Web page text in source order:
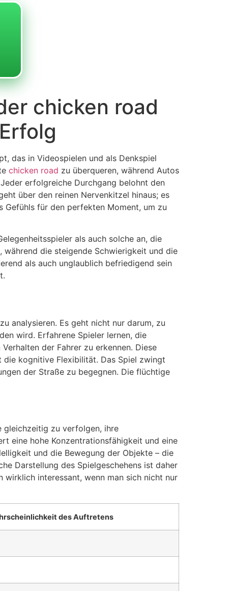
chicken road
das in Videospielen und als Denkspiel
chicken road zu überqueren, während Autos
erfolgreiche Durchgang belohnt den
über den reinen Nervenkitzel hinaus; es
Gefühls für den perfekten Moment, um zu
als auch solche an, die
während die steigende Schwierigkeit und die
als auch unglaublich befriedigend sein
analysieren. Es geht nicht nur darum, zu
wird. Erfahrene Spieler lernen, die
der Fahrer zu erkennen. Diese
kognitive Flexibilität. Das Spiel zwingt
der Straße zu begegnen. Die flüchtige
gleichzeitig zu verfolgen, ihre
eine hohe Konzentrationsfähigkeit und eine
und die Bewegung der Objekte – die
Darstellung des Spielgeschehens ist daher
wirklich interessant, wenn man sich nicht nur
des Auftretens